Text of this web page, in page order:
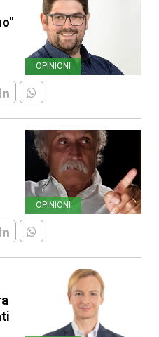
OPINIONI
OPINIONI